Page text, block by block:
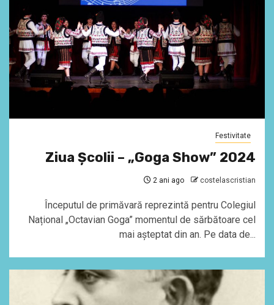
Festivitate
Ziua Școlii – „Goga Show” 2024
2 ani ago costelascristian
Începutul de primăvară reprezintă pentru Colegiul
Național „Octavian Goga” momentul de sărbătoare cel
mai așteptat din an. Pe data de...